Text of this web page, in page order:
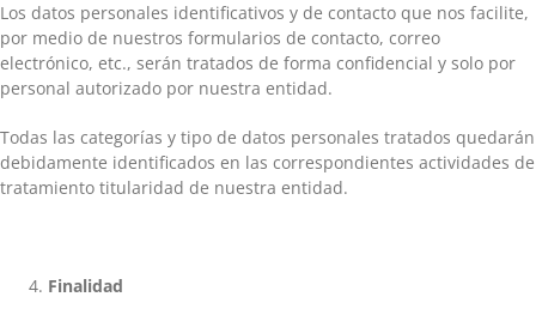
Los datos personales identificativos y de contacto que nos facilite,
por medio de nuestros formularios de contacto, correo
electrónico, etc., serán tratados de forma confidencial y solo por
personal autorizado por nuestra entidad.
Todas las categorías y tipo de datos personales tratados quedarán
debidamente identificados en las correspondientes actividades de
tratamiento titularidad de nuestra entidad.
Finalidad